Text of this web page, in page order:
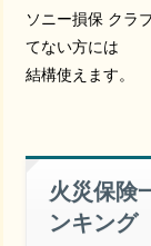
ソニー損保 クラ
てない方には
結構使えます。
火災保険
ンキング